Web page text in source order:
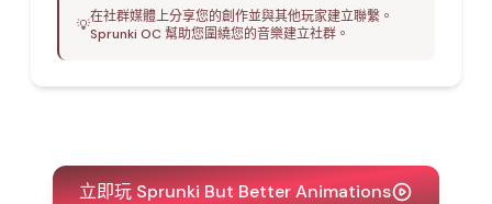
💡在社群媒體上分享您的創作並與其他玩家建立聯繫。
Sprunki OC 幫助您圍繞您的音樂建立社群。
立即玩 Sprunki But Better Animations